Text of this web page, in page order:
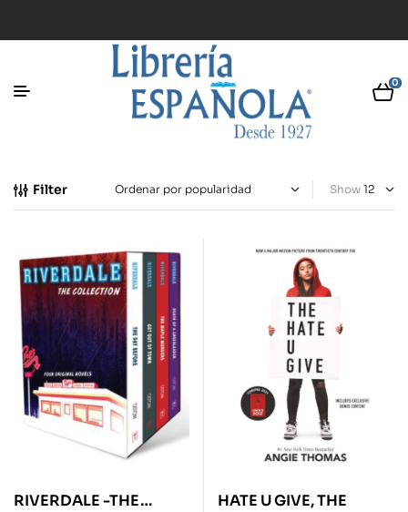
0
Filter Show
RIVERDALE -THE
HATE U GIVE, THE